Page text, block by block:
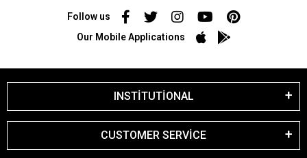
Follow us
Our Mobile Applications
INSTİTUTİONAL
CUSTOMER SERVİCE